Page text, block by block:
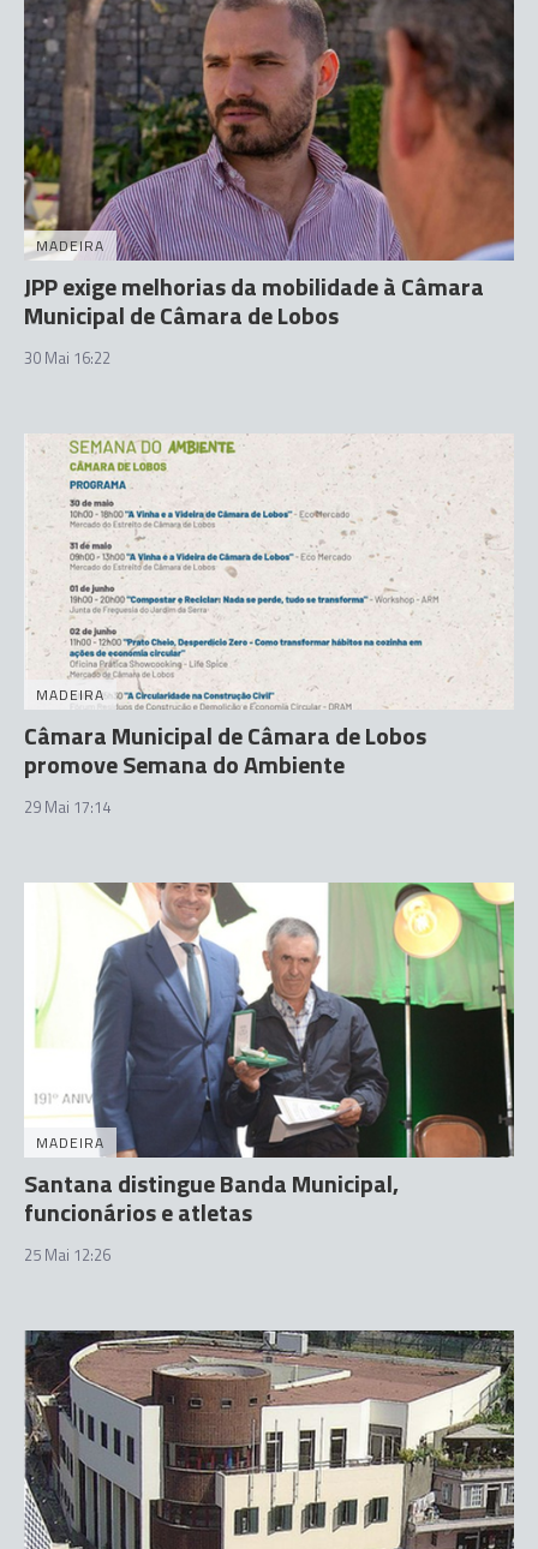
MADEIRA
JPP exige melhorias da mobilidade à Câmara
Municipal de Câmara de Lobos
30 Mai 16:22
MADEIRA
Câmara Municipal de Câmara de Lobos
promove Semana do Ambiente
29 Mai 17:14
MADEIRA
Santana distingue Banda Municipal,
funcionários e atletas
25 Mai 12:26